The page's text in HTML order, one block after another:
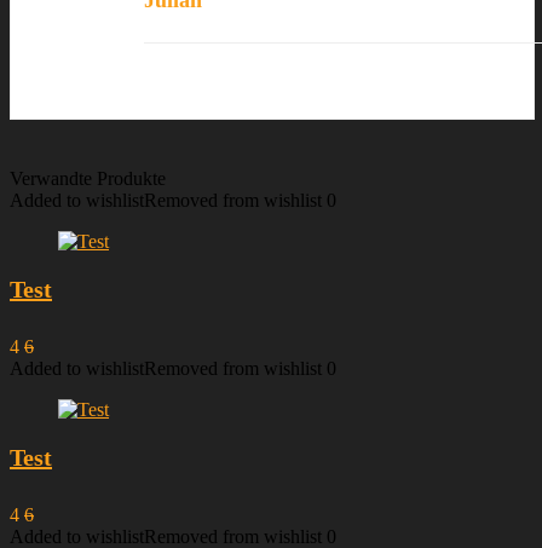
Verwandte Produkte
Added to wishlistRemoved from wishlist 0
Test
4 6
Added to wishlistRemoved from wishlist 0
Test
4 6
Added to wishlistRemoved from wishlist 0